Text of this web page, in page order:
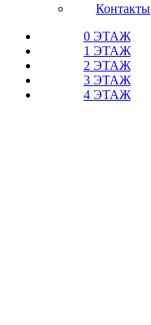
Контакты
0 ЭТАЖ
1 ЭТАЖ
2 ЭТАЖ
3 ЭТАЖ
4 ЭТАЖ